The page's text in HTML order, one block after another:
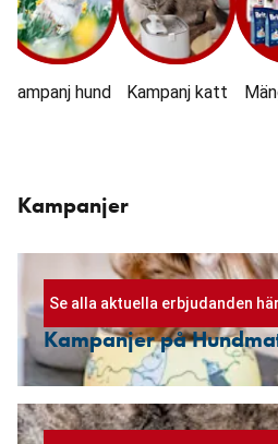
Kampanj hund Kampanj katt
Kampanjer
Se alla aktuella erbjudanden
Kampanjer på